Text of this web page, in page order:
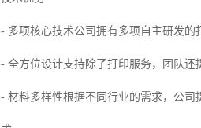
- 多项核心技术公司拥有多项自主研发
- 全方位设计支持除了打印服务，团队
- 材料多样性根据不同行业的需求，公